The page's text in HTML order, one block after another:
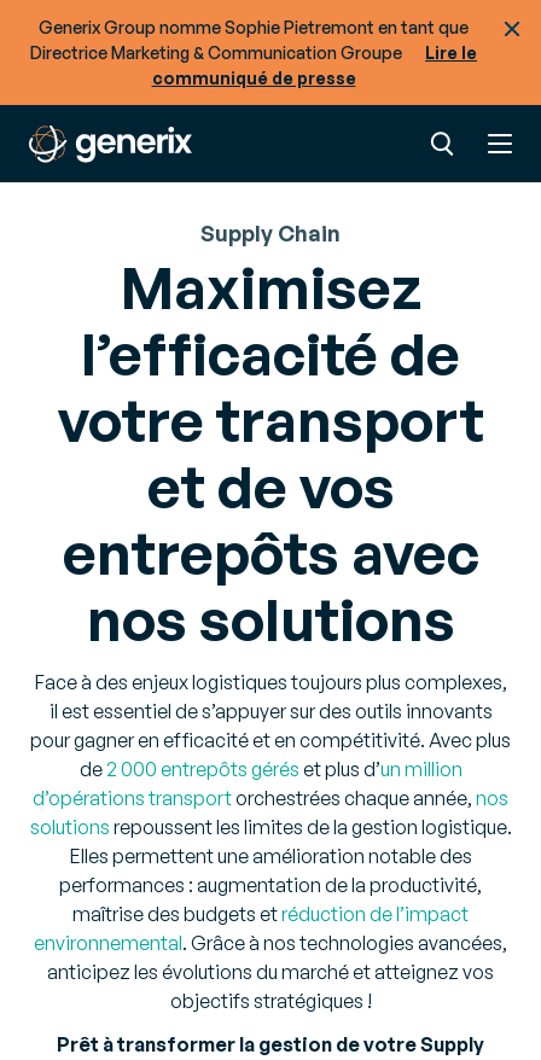
Generix Group nomme Sophie Pietremont en tant que
Directrice Marketing & Communication Groupe
Lire le
communiqué de presse
Supply Chain
Maximisez
l’efficacité de
votre transport
et de vos
entrepôts avec
nos solutions
Face à des enjeux logistiques toujours plus complexes,
il est essentiel de s’appuyer sur des outils innovants
pour gagner en efficacité et en compétitivité. Avec plus
de 2 000 entrepôts gérés et plus d’un million
d’opérations transportorchestrées chaque année, nos
solutions repoussent les limites de la gestion logistique.
Elles permettent une amélioration notable des
performances : augmentation de la productivité,
maîtrise des budgets etréduction de l’impact
environnemental. Grâce à nos technologies avancées,
anticipez les évolutions du marché et atteignez vos
objectifs stratégiques !
Prêt à transformer la gestion de votre Supply